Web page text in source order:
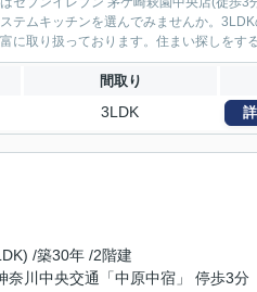
ムキッチンを選んでみませんか。
に取り扱っております。住まい探しをす
間取り
3LDK
/築30年 /2階建
奈川中央交通「中原中宿」 停歩3分